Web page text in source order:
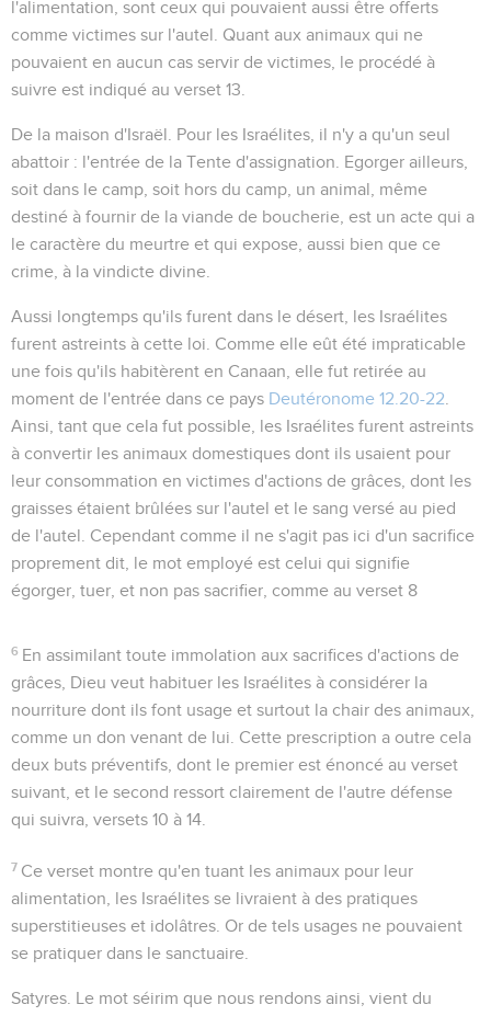
l'alimentation, sont ceux qui pouvaient aussi être offerts
comme victimes sur l'autel. Quant aux animaux qui ne
pouvaient en aucun cas servir de victimes, le procédé à
suivre est indiqué au verset 13.
De la maison d'Israël . Pour les Israélites, il n'y a qu'un seul
abattoir : l'entrée de la Tente d'assignation. Egorger ailleurs,
soit dans le camp, soit hors du camp, un animal, même
destiné à fournir de la viande de boucherie, est un acte qui a
le caractère du meurtre et qui expose, aussi bien que ce
crime, à la vindicte divine.
Aussi longtemps qu'ils furent dans le désert, les Israélites
furent astreints à cette loi. Comme elle eût été impraticable
une fois qu'ils habitèrent en Canaan, elle fut retirée au
moment de l'entrée dans ce pays Deutéronome 12.20-22
Ainsi, tant que cela fut possible, les Israélites furent astreints
à convertir les animaux domestiques dont ils usaient pour
leur consommation en victimes d'actions de grâces, dont les
graisses étaient brûlées sur l'autel et le sang versé au pied
de l'autel. Cependant comme il ne s'agit pas ici d'un sacrifice
proprement dit, le mot employé est celui qui signifie
égorger, tuer , et non pas sacrifier , comme au verset 8
6 En assimilant toute immolation aux sacrifices d'actions de
grâces, Dieu veut habituer les Israélites à considérer la
nourriture dont ils font usage et surtout la chair des animaux,
comme un don venant de lui. Cette prescription a outre cela
deux buts préventifs, dont le premier est énoncé au verset
suivant, et le second ressort clairement de l'autre défense
qui suivra, versets 10 à 14.
7 Ce verset montre qu'en tuant les animaux pour leur
alimentation, les Israélites se livraient à des pratiques
superstitieuses et idolâtres. Or de tels usages ne pouvaient
se pratiquer dans le sanctuaire.
Satyres . Le mot séirim que nous rendons ainsi, vient du